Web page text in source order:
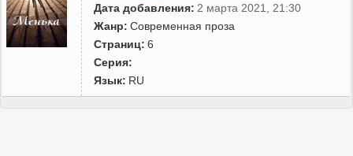
Дата добавления: 2 марта 2021, 21:30
Жанр: Современная проза
Страниц: 6
Серия:
Язык: RU